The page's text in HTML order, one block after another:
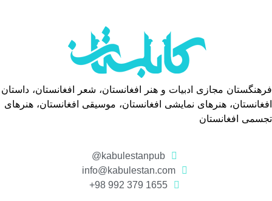
فرهنگستان مجازی ادبیات و هنر افغانستان، شعر افغانستان، داستان
افغانستان، هنرهای نمایشی افغانستان، موسیقی افغانستان، هنرهای
تجسمی افغانستان
kabulestanpub@
info@kabulestan.com
1655 379 992 98+